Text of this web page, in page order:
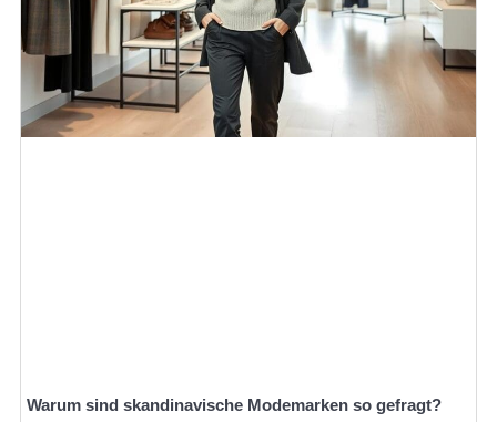
Warum sind skandinavische Modemarken so gefragt?